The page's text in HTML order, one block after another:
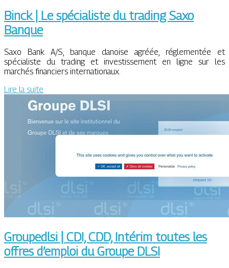
Binck | Le spécialiste du trading Saxo
Banque
Saxo Bank A/S, banque danoise agréée, réglementée et
spécialiste du trading et investissement en ligne sur les
marchés financiers internationaux.
Lire la suite
Groupedlsi | CDI, CDD, Intérim toutes les
offres d’emploi du Groupe DLSI